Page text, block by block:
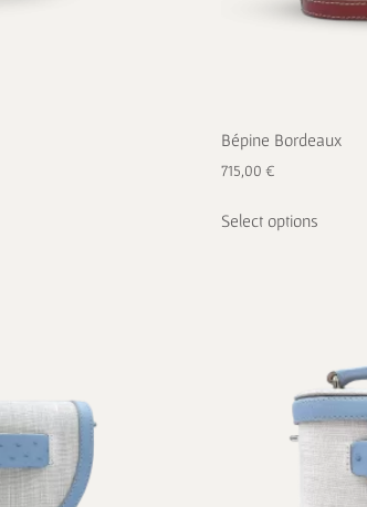
Bépine Bordeaux
715,00 €
Select options